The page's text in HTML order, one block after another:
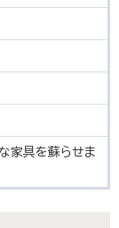
家具を蘇らせま